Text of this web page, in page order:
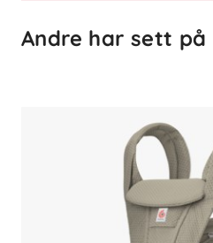
100 %
M-
Andre har sett på